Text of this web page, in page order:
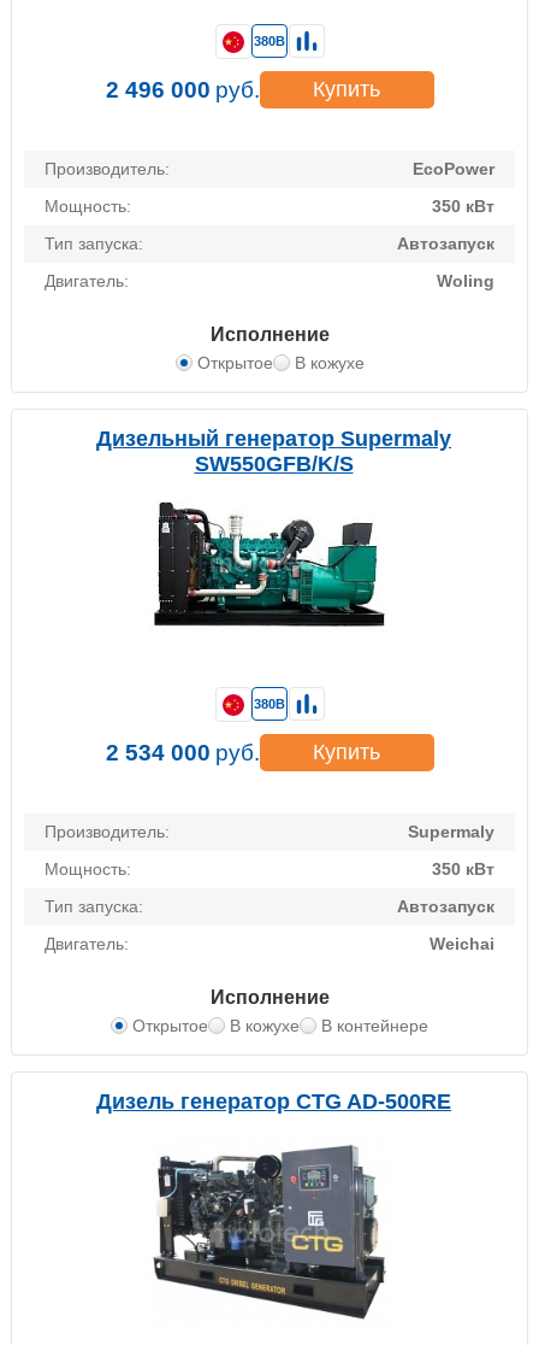
Производитель:
EcoPower
Мощность:
350 кВт
Тип запуска:
Автозапуск
Двигатель:
Woling
Исполнение
Открытое В кожухе
380В
2 496 000 руб. Купить
Дизельный генератор Supermaly
SW550GFB/K/S
Производитель:
Supermaly
Мощность:
350 кВт
Тип запуска:
Автозапуск
Двигатель:
Weichai
Исполнение
Открытое В кожухе В контейнере
380В
2 534 000 руб. Купить
Дизель генератор CTG AD-500RE